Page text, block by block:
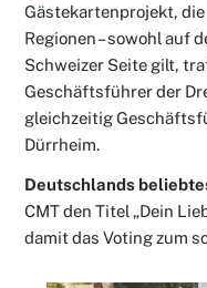
Gästekartenprojekt,
Regionen – sowohl auf
Schweizer Seite gilt,
Geschäftsführer der
gleichzeitig
Dürrheim.
Deutschlands
CMT den Titel „Dein
damit das Voting zum